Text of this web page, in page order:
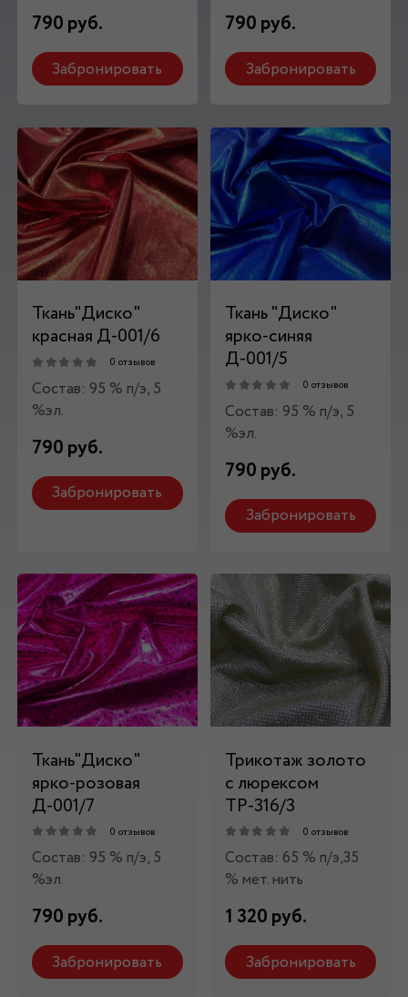
790 руб.
Забронировать
790 руб.
Забронировать
Ткань"Диско"
красная Д-001/6
0 отзывов
Состав: 95 % п/э, 5
%эл.
790 руб.
Забронировать
Ткань "Диско"
ярко-синяя
Д-001/5
0 отзывов
Состав: 95 % п/э, 5
%эл.
790 руб.
Забронировать
Ткань"Диско"
ярко-розовая
Д-001/7
0 отзывов
Состав: 95 % п/э, 5
%эл.
790 руб.
Забронировать
Трикотаж золото
с люрексом
ТР-316/3
0 отзывов
Состав: 65 % п/э,35
% мет. нить
1 320 руб.
Забронировать